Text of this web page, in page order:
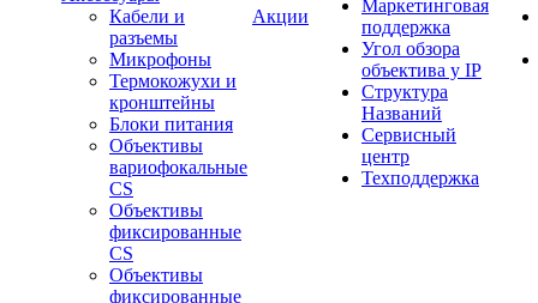
Кабели и
разъемы
Микрофоны
Термокожухи и
кронштейны
Блоки питания
Объективы
вариофокальные
CS
Объективы
фиксированные
CS
Объективы
фиксированные
Акции
Маркетинговая
поддержка
Угол обзора
объектива у IP
Структура
Названий
Сервисный
центр
Техподдержка